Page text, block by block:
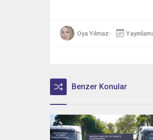
Oya Yılmaz
Benzer Konular